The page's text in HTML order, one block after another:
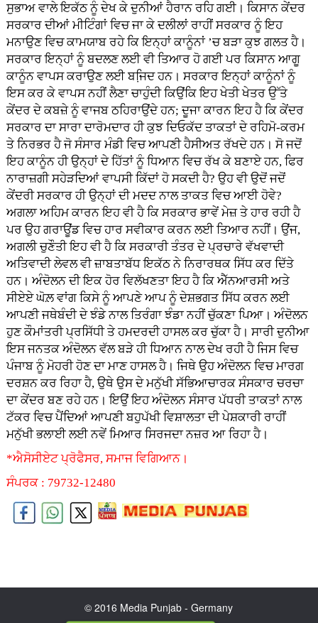
ਸੁਭਾਅ ਵਾਲੇ ਇਕੱਠ ਨੂੰ ਦੇਖ ਕੇ ਦੁਨੀਆਂ ਹੈਰਾਨ ਰਹਿ ਗਈ। ਕਿਸਾਨ ਕੇਂਦਰ
ਸਰਕਾਰ ਦੀਆਂ ਮੀਟਿੰਗਾਂ ਵਿਚ ਜਾ ਕੇ ਦਲੀਲਾਂ ਰਾਹੀਂ ਸਰਕਾਰ ਨੂੰ ਇਹ
ਮਨਾਉਣ ਵਿਚ ਕਾਮਯਾਬ ਰਹੇ ਕਿ ਇਨ੍ਹਾਂ ਕਾਨੂੰਨਾਂ ’ਚ ਬੜਾ ਕੁਝ ਗਲਤ ਹੈ।
ਸਰਕਾਰ ਇਨ੍ਹਾਂ ਨੂੰ ਬਦਲਣ ਲਈ ਵੀ ਤਿਆਰ ਹੋ ਗਈ ਪਰ ਕਿਸਾਨ ਆਗੂ
ਕਾਨੂੰਨ ਵਾਪਸ ਕਰਾਉਣ ਲਈ ਬਜਿ਼ਦ ਹਨ। ਸਰਕਾਰ ਇਨ੍ਹਾਂ ਕਾਨੂੰਨਾਂ ਨੂੰ
ਇਸ ਕਰ ਕੇ ਵਾਪਸ ਨਹੀਂ ਲੈਣਾ ਚਾਹੁੰਦੀ ਕਿਉਂਕਿ ਇਹ ਖੇਤੀ ਖੇਤਰ ਉੱਤੇ
ਕੇਂਦਰ ਦੇ ਕਬਜ਼ੇ ਨੂੰ ਵਾਜਬ ਠਹਿਰਾਉਂਦੇ ਹਨ; ਦੂਜਾ ਕਾਰਨ ਇਹ ਹੈ ਕਿ ਕੇਂਦਰ
ਸਰਕਾਰ ਦਾ ਸਾਰਾ ਦਾਰੋਮਦਾਰ ਹੀ ਕੁਝ ਦਿਓਕੱਦ ਤਾਕਤਾਂ ਦੇ ਰਹਿਮੋ-ਕਰਮ
ਤੇ ਨਿਰਭਰ ਹੈ ਜੋ ਸੰਸਾਰ ਮੰਡੀ ਵਿਚ ਆਪਣੀ ਹੈਸੀਅਤ ਰੱਖਦੇ ਹਨ। ਸੋ ਜਦੋਂ
ਇਹ ਕਾਨੂੰਨ ਹੀ ਉਨ੍ਹਾਂ ਦੇ ਹਿੱਤਾਂ ਨੂੰ ਧਿਆਨ ਵਿਚ ਰੱਖ ਕੇ ਬਣਾਏ ਹਨ, ਫਿਰ
ਨਾਰਾਜ਼ਗੀ ਸਹੇੜਦਿਆਂ ਵਾਪਸੀ ਕਿੱਦਾਂ ਹੋ ਸਕਦੀ ਹੈ? ਉਹ ਵੀ ਉਦੋਂ ਜਦੋਂ
ਕੇਂਦਰੀ ਸਰਕਾਰ ਹੀ ਉਨ੍ਹਾਂ ਦੀ ਮਦਦ ਨਾਲ ਤਾਕਤ ਵਿਚ ਆਈ ਹੋਵੇ?
ਅਗਲਾ ਅਹਿਮ ਕਾਰਨ ਇਹ ਵੀ ਹੈ ਕਿ ਸਰਕਾਰ ਭਾਵੇਂ ਮੇਜ਼ ਤੇ ਹਾਰ ਰਹੀ ਹੈ
ਪਰ ਉਹ ਗਰਾਊਂਡ ਵਿਚ ਹਾਰ ਸਵੀਕਾਰ ਕਰਨ ਲਈ ਤਿਆਰ ਨਹੀਂ। ਉਂਜ,
ਅਗਲੀ ਚੁਣੌਤੀ ਇਹ ਵੀ ਹੈ ਕਿ ਸਰਕਾਰੀ ਤੰਤਰ ਦੇ ਪ੍ਰਚਾਰੇ ਵੱਖਵਾਦੀ
ਅਤਿਵਾਦੀ ਲੇਵਲ ਵੀ ਜ਼ਾਬਤਾਬੱਧ ਇਕੱਠ ਨੇ ਨਿਰਾਰਥਕ ਸਿੱਧ ਕਰ ਦਿੱਤੇ
ਹਨ। ਅੰਦੋਲਨ ਦੀ ਇਕ ਹੋਰ ਵਿਲੱਖਣਤਾ ਇਹ ਹੈ ਕਿ ਐੱਨਆਰਸੀ ਅਤੇ
ਸੀਏਏ ਘੋਲ਼ ਵਾਂਗ ਕਿਸੇ ਨੂੰ ਆਪਣੇ ਆਪ ਨੂੰ ਦੇਸ਼ਭਗਤ ਸਿੱਧ ਕਰਨ ਲਈ
ਆਪਣੀ ਜਥੇਬੰਦੀ ਦੇ ਝੰਡੇ ਨਾਲ ਤਿਰੰਗਾ ਝੰਡਾ ਨਹੀਂ ਚੁੱਕਣਾ ਪਿਆ। ਅੰਦੋਲਨ
ਹੁਣ ਕੌਮਾਂਤਰੀ ਪ੍ਰਸਿੱਧੀ ਤੇ ਹਮਦਰਦੀ ਹਾਸਲ ਕਰ ਚੁੱਕਾ ਹੈ। ਸਾਰੀ ਦੁਨੀਆ
ਇਸ ਜਨਤਕ ਅੰਦੋਲਨ ਵੱਲ ਬੜੇ ਹੀ ਧਿਆਨ ਨਾਲ ਦੇਖ ਰਹੀ ਹੈ ਜਿਸ ਵਿਚ
ਪੰਜਾਬ ਨੂੰ ਮੋਹਰੀ ਹੋਣ ਦਾ ਮਾਣ ਹਾਸਲ ਹੈ। ਜਿਥੇ ਉਹ ਅੰਦੋਲਨ ਵਿਚ ਮਾਰਗ
ਦਰਸ਼ਨ ਕਰ ਰਿਹਾ ਹੈ, ਉਥੇ ਉਸ ਦੇ ਮਨੁੱਖੀ ਸੱਭਿਆਚਾਰਕ ਸੰਸਕਾਰ ਚਰਚਾ
ਦਾ ਕੇਂਦਰ ਬਣ ਰਹੇ ਹਨ। ਇਉਂ ਇਹ ਅੰਦੋਲਨ ਸੰਸਾਰ ਪੱਧਰੀ ਤਾਕਤਾਂ ਨਾਲ
ਟੱਕਰ ਵਿਚ ਪੈਂਦਿਆਂ ਆਪਣੀ ਬਹੁਪੱਖੀ ਵਿਸ਼ਾਲਤਾ ਦੀ ਪੇਸ਼ਕਾਰੀ ਰਾਹੀਂ
ਮਨੁੱਖੀ ਭਲਾਈ ਲਈ ਨਵੇਂ ਮਿਆਰ ਸਿਰਜਦਾ ਨਜ਼ਰ ਆ ਰਿਹਾ ਹੈ।
*ਐਸੋਸੀਏਟ ਪ੍ਰੋਫੈਸਰ, ਸਮਾਜ ਵਿਗਿਆਨ।
ਸੰਪਰਕ : 79732-12480
© 2016 Media Punjab - Germany